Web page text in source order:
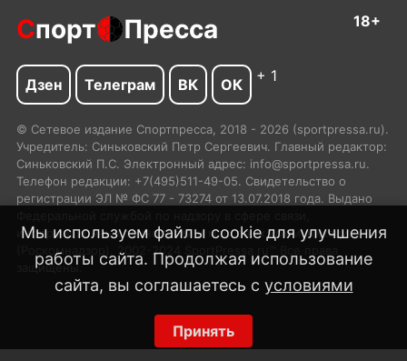
Мы используем файлы cookie для улучшения
работы сайта. Продолжая использование
сайта, вы соглашаетесь с условиями
Принять
Спорт Пресса 18+
Дзен Телеграм ВК ОК + 1
© Сетевое издание Спортпресса, 2018 - 2026 (sportpressa.ru).
Учредитель: Синьковский Петр Сергеевич. Главный редактор:
Синьковский П.С. Электронный адрес: info@sportpressa.ru.
Телефон редакции: +7(495)511-49-05. Свидетельство о
регистрации ЭЛ № ФС 77 - 73274 от 13.07.2018 года. Выдано
информационных технологий и массовых коммуникаций
(Роскомнадзор). 2002-2024 SportPressa.ru™ Все права
защищены.